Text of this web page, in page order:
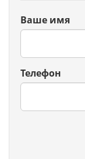
Ваше имя
Телефон